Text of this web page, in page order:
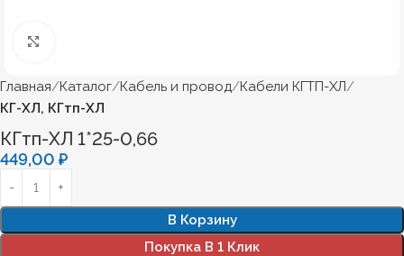
Главная Каталог Кабель и провод Кабели КГТП-ХЛ
КГ-ХЛ, КГтп-ХЛ
КГтп-ХЛ 1*25-0,66
449,00 ₽
В Корзину
Покупка В 1 Клик